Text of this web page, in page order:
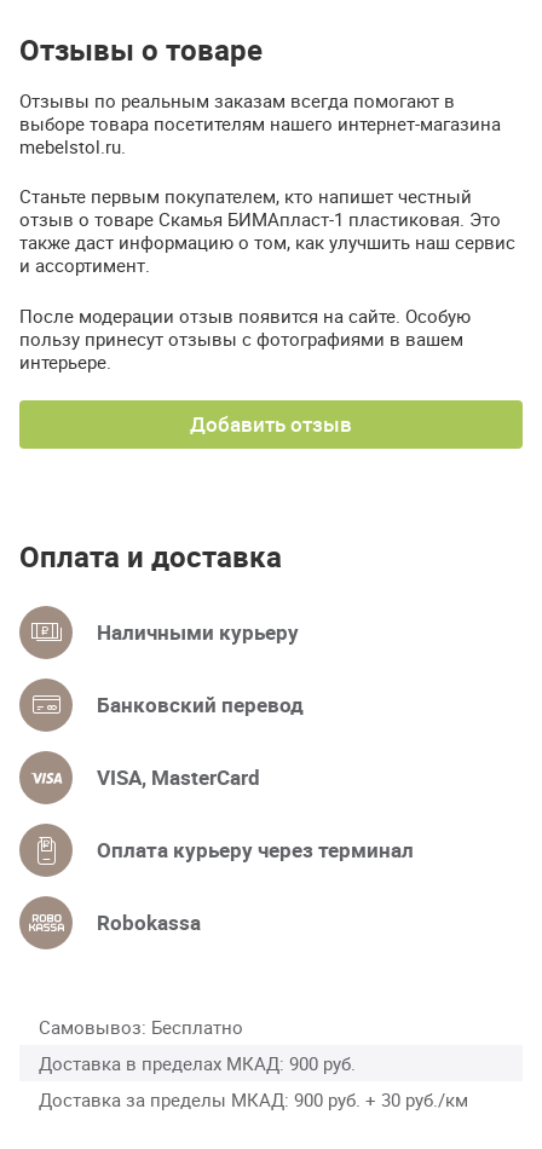
Отзывы о товаре
Отзывы по реальным заказам всегда помогают в
выборе товара посетителям нашего интернет-магазина
mebelstol.ru.
Станьте первым покупателем, кто напишет честный
отзыв о товаре Скамья БИМАпласт-1 пластиковая. Это
также даст информацию о том, как улучшить наш сервис
и ассортимент.
После модерации отзыв появится на сайте. Особую
пользу принесут отзывы с фотографиями в вашем
интерьере.
Добавить отзыв
Оплата и доставка
Наличными курьеру
Банковский перевод
VISA, MasterCard
Оплата курьеру через терминал
Robokassa
Самовывоз Бесплатно
Доставка в пределах МКАД 900 руб.
Доставка за пределы МКАД 900 руб. + 30 руб./км